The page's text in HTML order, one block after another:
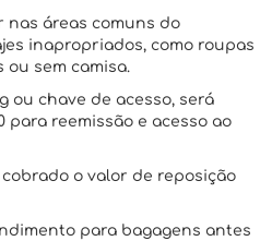
nas áreas comuns do
inapropriados, como roupas
sem camisa.
ou chave de acesso, será
para reemissão e acesso ao
o valor de reposição
para bagagens antes